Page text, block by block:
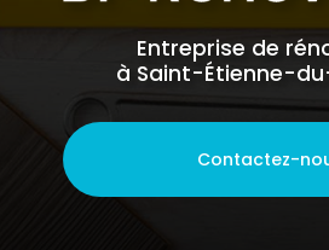
Entreprise de
à Saint-Étienne-
Contactez-